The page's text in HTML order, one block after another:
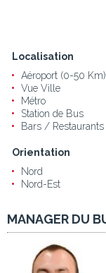
Localisation
Aéroport (0-50 Km)
Vue Ville
Métro
Station de Bus
Bars / Restaurants
Orientation
Nord
Nord-Est
MANAGER DU